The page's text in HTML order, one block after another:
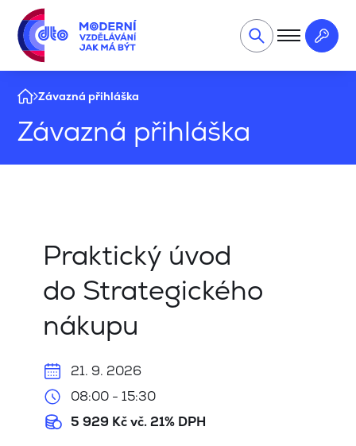
Závazná přihláška
Závazná přihláška
Praktický úvod
do Strategického
nákupu
21. 9. 2026
08:00 - 15:30
5 929 Kč vč. 21% DPH